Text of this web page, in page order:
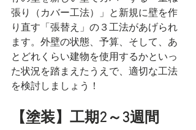
張り（カバー工法）」と新規に壁を作
り直す「張替え」の３工法があげられ
ます。外壁の状態、予算、そして、あ
とどれくらい建物を使用するかといっ
た状況を踏まえたうえで、適切な工法
を検討しましょう！
【塗装】工期2～3週間